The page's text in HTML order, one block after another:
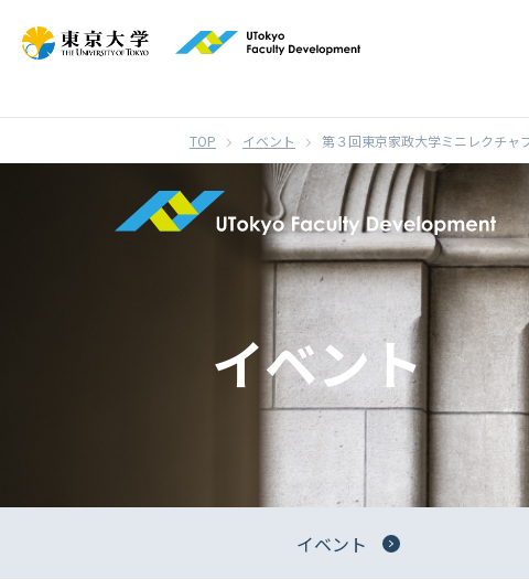
イベント 第３回東京家政大学ミニレクチャ
イベント
イベント